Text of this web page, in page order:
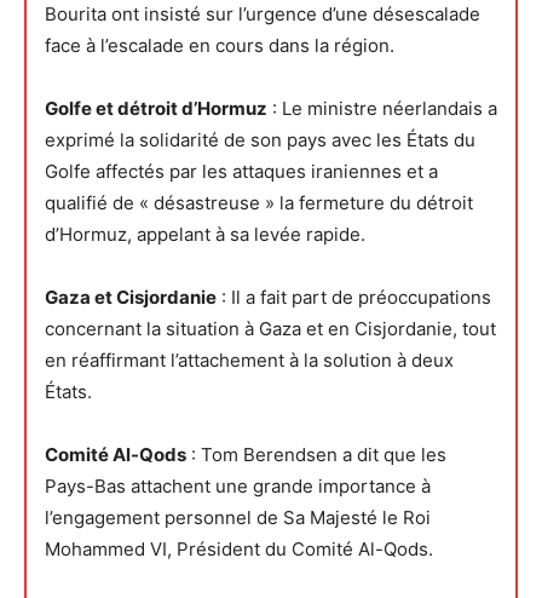
Bourita ont insisté sur l’urgence d’une désescalade
face à l’escalade en cours dans la région.
Golfe et détroit d’Hormuz : Le ministre néerlandais a
exprimé la solidarité de son pays avec les États du
Golfe affectés par les attaques iraniennes et a
qualifié de « désastreuse » la fermeture du détroit
d’Hormuz, appelant à sa levée rapide.
Gaza et Cisjordanie : Il a fait part de préoccupations
concernant la situation à Gaza et en Cisjordanie, tout
en réaffirmant l’attachement à la solution à deux
États.
Comité Al-Qods : Tom Berendsen a dit que les
Pays-Bas attachent une grande importance à
l’engagement personnel de Sa Majesté le Roi
Mohammed VI, Président du Comité Al-Qods.